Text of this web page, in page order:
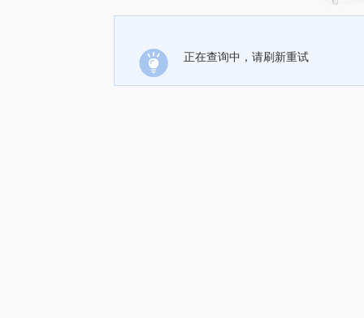
正在查询中，请刷新重试